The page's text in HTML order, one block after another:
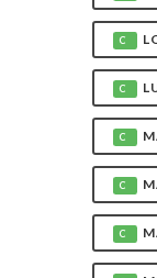
C
C
C
C
C